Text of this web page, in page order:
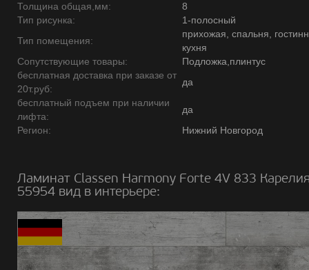
Толщина общая,мм:
8
Тип рисунка:
1-полосный
Тип помещения:
прихожая, спальня,
кухня
Сопутствующие товары:
Подложка,плинтус
бесплатная доставка при заказе от
20т.руб:
да
бесплатный подъем при наличии
лифта:
да
Регион:
Нижний Новгород
Ламинат Classen Harmony Forte 4V 833
55954 вид в интерьере: